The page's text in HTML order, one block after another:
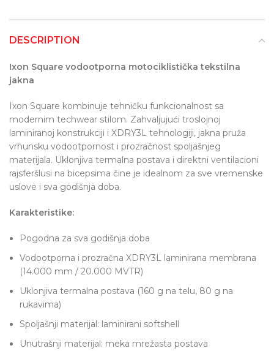
DESCRIPTION
Ixon Square vodootporna motociklistička tekstilna
jakna
Ixon Square kombinuje tehničku funkcionalnost sa
modernim techwear stilom. Zahvaljujući troslojnoj
laminiranoj konstrukciji i XDRY3L tehnologiji, jakna pruža
vrhunsku vodootpornost i prozračnost spoljašnjeg
materijala. Uklonjiva termalna postava i direktni ventilacioni
rajsferšlusi na bicepsima čine je idealnom za sve vremenske
uslove i sva godišnja doba.
Karakteristike:
Pogodna za sva godišnja doba
Vodootporna i prozračna XDRY3L laminirana membrana
(14.000 mm / 20.000 MVTR)
Uklonjiva termalna postava (160 g na telu, 80 g na
rukavima)
Spoljašnji materijal: laminirani softshell
Unutrašnji materijal: meka mrežasta postava